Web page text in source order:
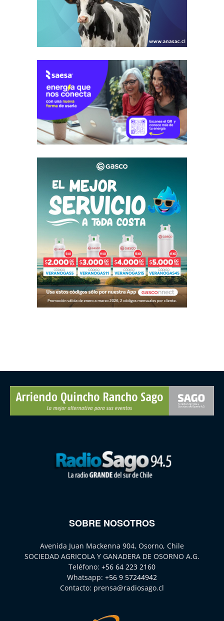
SOBRE NOSOTROS
Avenida Juan Mackenna 904, Osorno, Chile
SOCIEDAD AGRICOLA Y GANADERA DE OSORNO A.G.
Teléfono: +56 64 223 2160
Whatsapp: +56 9 57244942
Contacto: prensa@radiosago.cl